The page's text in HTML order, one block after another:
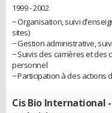
1999 - 2002
− Organisation, suivi
sites)
− Gestion administrative,
− Suivis des carrières et
personnel
− Participation à des actions
Cis Bio International